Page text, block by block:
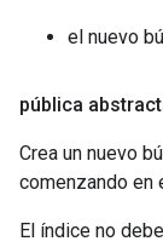
el nuevo
pública
Crea un nuevo
comenzando en
El índice no